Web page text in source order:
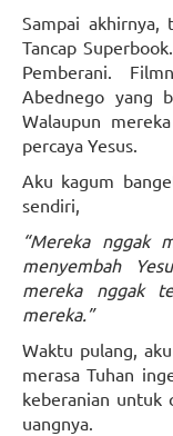
Sampai akhirnya,
Tancap
Pemberani.
Abednego yang
Walaupun
percaya Yesus.
Aku kagum
sendiri,
“Mereka nggak
menyembah
mereka nggak
mereka.”
Waktu pulang,
merasa Tuhan
keberanian untuk
uangnya.